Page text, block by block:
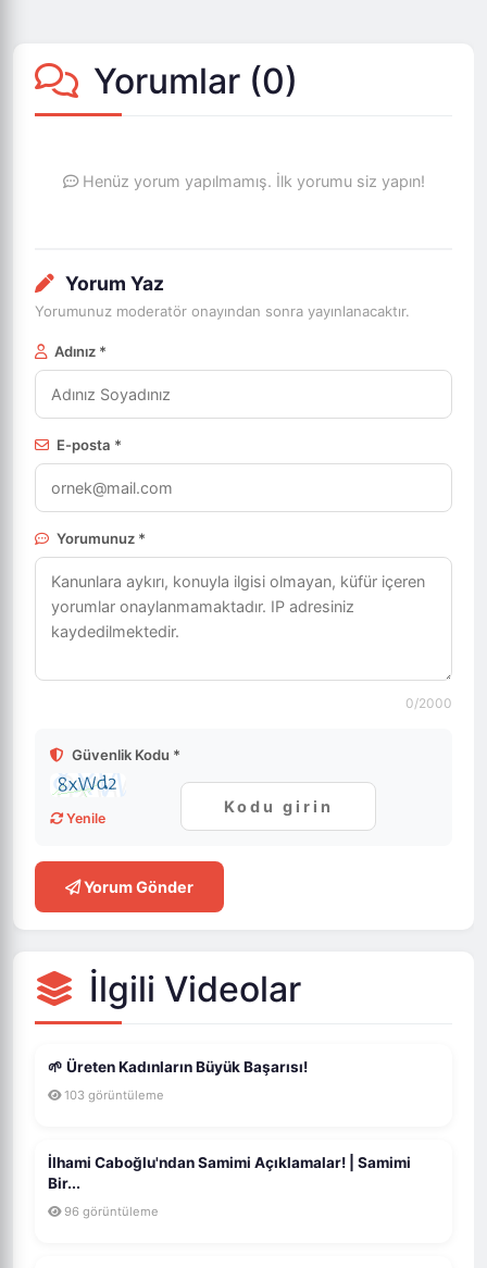
Yorumlar (0)
Henüz yorum yapılmamış. İlk yorumu siz yapın!
Yorum Yaz
Yorumunuz moderatör onayından sonra yayınlanacaktır.
Adınız *
E-posta *
Yorumunuz *
0/2000
Güvenlik Kodu *
Yenile
Yorum Gönder
İlgili Videolar
🌱 Üreten Kadınların Büyük Başarısı!
103 görüntüleme
İlhami Caboğlu'ndan Samimi Açıklamalar! | Samimi
Bir...
96 görüntüleme